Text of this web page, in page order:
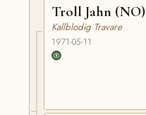
Troll Jahn (NO)
Kallblodig Travare
1971-05-11